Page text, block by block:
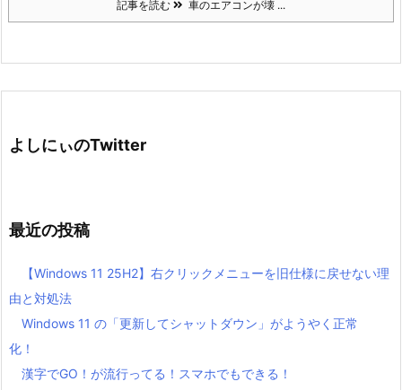
記事を読む 車のエアコンが壊 ...
よしにぃのTwitter
最近の投稿
【Windows 11 25H2】右クリックメニューを旧仕様に戻せない理
由と対処法
Windows 11 の「更新してシャットダウン」がようやく正常
化！
漢字でGO！が流行ってる！スマホでもできる！